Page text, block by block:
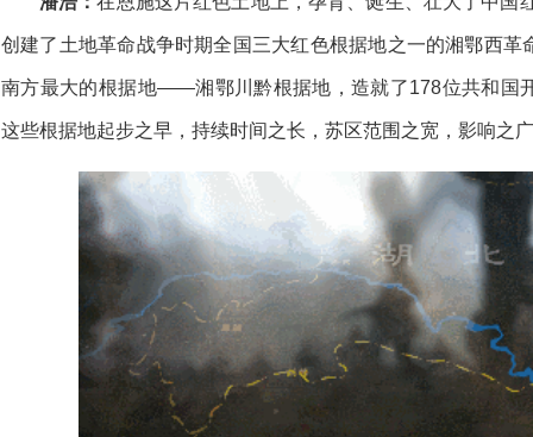
创建了土地革命战争时期全国三大红色根据地之一的湘鄂西
南方最大的根据地——湘鄂川黔根据地，造就了178位共和国
这些根据地起步之早，持续时间之长，苏区范围之宽，影响之